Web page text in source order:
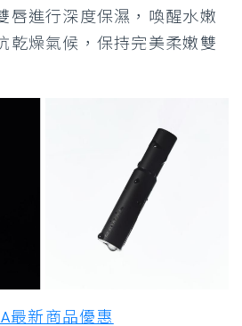
唇進行深度保濕，喚醒水嫩
乾燥氣候，保持完美柔嫩雙
最新商品優惠